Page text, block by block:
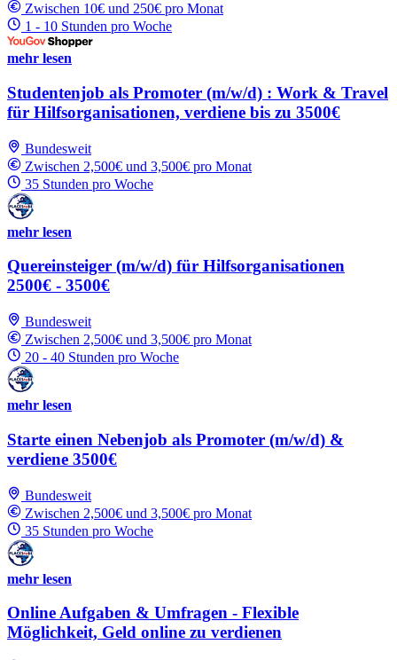
Zwischen 10€ und 250€ pro Monat
1 - 10 Stunden pro Woche
mehr lesen
Studentenjob als Promoter (m/w/d) : Work & Travel
für Hilfsorganisationen, verdiene bis zu 3500€
Bundesweit
Zwischen 2,500€ und 3,500€ pro Monat
35 Stunden pro Woche
mehr lesen
Quereinsteiger (m/w/d) für Hilfsorganisationen
2500€ - 3500€
Bundesweit
Zwischen 2,500€ und 3,500€ pro Monat
20 - 40 Stunden pro Woche
mehr lesen
Starte einen Nebenjob als Promoter (m/w/d) &
verdiene 3500€
Bundesweit
Zwischen 2,500€ und 3,500€ pro Monat
35 Stunden pro Woche
mehr lesen
Online Aufgaben & Umfragen - Flexible
Möglichkeit, Geld online zu verdienen